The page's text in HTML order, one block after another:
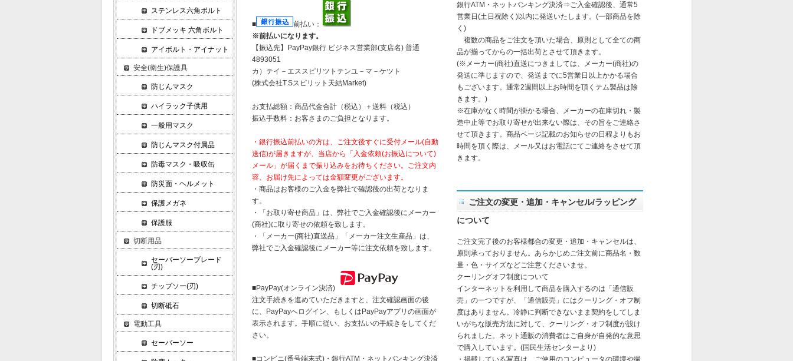
■
前払い：
※前払いになります。
【振込先】
PayPay銀行 ビジネス営業部(支店名) 普通
4893051
カ）テイ－エススピリツトテンユ－マ－ケツト
(株式会社T.Sスピリット天結Market)
お支払総額：商品代金合計（税込）＋送料（税込）
振込手数料：お客さまのご負担となります。
・銀行振込前払いの方は、ご注文後すぐに受付メール(自動
送信)が届きますが、当店から「入金依頼(お振込について)
メール」が届くまで振り込みをお待ちください。ご注文内
容、お届け先によっては金額変更がございます。
・商品はお客様のご入金を弊社で確認後の出荷となりま
す。
・「お取り寄せ商品」は、弊社でご入金確認後にメーカー
(商社)に取り寄せの依頼を致します。
・「メーカー(商社)直送品」「メーカー注文生産品」は、
弊社でご入金確認後にメーカー等に注文依頼を致します。
■PayPay(オンライン決済)
注文手続きを進めていただきますと、注文確認画面の後
に、PayPayへログイン、もしくはPayPayアプリの画面が
表示されます。手順に従い、お支払いの手続きをしてくだ
さい。
■コンビニ(番号端末式)・銀行ATM・ネットバンキング決済
銀行ATM・ネットバンキング決済⇒ご入金確認後、通常5
営業日(土日祝除く)以内に発送いたします。(一部商品を除
く)
複数の商品をご注文を頂いた場合、原則として全ての商
品が揃ってからの一括出荷とさせて頂きます。
(※メーカー(商社)直送につきましては、メーカー(商社)の
発送に準じますので、発送までに5営業日以上かかる場合
もございます。通常2週間以上お時間を頂くテム製品は除
きます。)
※在庫がなく時間が掛かる場合、メーカーの在庫切れ・製
造中止等でお取り寄せが出来ない際は、その旨をご連絡さ
せて頂きます。商品ページ記載のお知らせの日程よりもお
時間を頂く際は、メール又はお電話にてご連絡をさせて頂
きます。
ご注文の変更・追加・キャンセル/ラッピング
について
ご注文完了後のお客様都合の変更・追加・キャンセルは、
原則承っておりません。あらかじめご注文前に商品名・数
量・色・サイズなどご注意くださいませ。
クーリングオフ制度について
インターネットを利用して商品を購入するのは「通信販
売」の一つですが、「通信販売」にはクーリング・オフ制
度はありません。冷静に判断できないまま契約をしてしま
いがちな販売方法に対して、クーリング・オフ制度が設け
られました。ネット通販の消費者はご自身が自発的な意思
で購入しています。(国民生活センターより)
・掲載している写真は、ご使用のコンピュータの環境や撮
ステンレス六角ボルト
ドブメッキ 六角ボルト
アイボルト・アイナット
安全(衛生)保護具
防じんマスク
ハイラック子供用
一般用マスク
防じんマスク付属品
防毒マスク・吸収缶
防災面・ヘルメット
保護メガネ
保護服
切断用品
セーバーソーブレード
(刃)
チップソー(刃)
切断砥石
電動工具
セーバーソー